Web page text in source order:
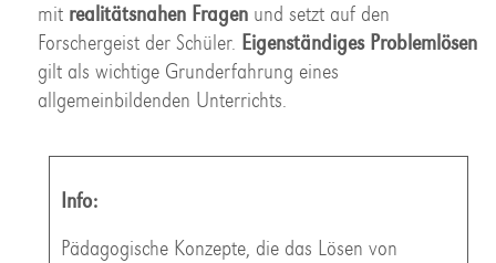
mit realitätsnahen Fragenund setzt auf den
Forschergeist der Schüler. Eigenständiges Problemlösen
gilt als wichtige Grunderfahrung eines
allgemeinbildenden Unterrichts.
Info:
Pädagogische Konzepte, die das Lösen von